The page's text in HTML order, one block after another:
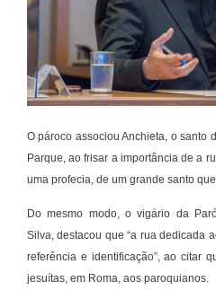
O pároco associou Anchieta, o santo
Parque, ao frisar a importância de a
uma profecia, de um grande santo
Do mesmo modo, o vigário da
Silva, destacou que “a rua dedicada
referência e identificação”, ao citar
jesuítas, em Roma, aos paroquianos.